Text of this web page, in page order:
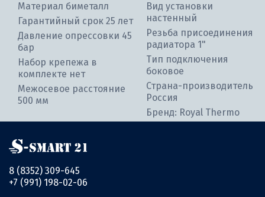
Материал биметалл
Гарантийный срок 25 лет
Давление опрессовки 45
бар
Набор крепежа в
комплекте нет
Межосевое расстояние
500 мм
Вид установки
настенный
Резьба присоединения
радиатора 1"
Тип подключения
боковое
Страна-производитель
Россия
Бренд: Royal Thermo
8 (8352) 309-645
+7 (991) 198-02-06